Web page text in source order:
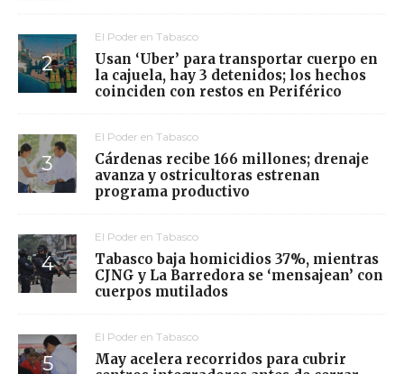
El Poder en Tabasco
Usan ‘Uber’ para transportar cuerpo en
la cajuela, hay 3 detenidos; los hechos
coinciden con restos en Periférico
El Poder en Tabasco
Cárdenas recibe 166 millones; drenaje
avanza y ostricultoras estrenan
programa productivo
El Poder en Tabasco
Tabasco baja homicidios 37%, mientras
CJNG y La Barredora se ‘mensajean’ con
cuerpos mutilados
El Poder en Tabasco
May acelera recorridos para cubrir